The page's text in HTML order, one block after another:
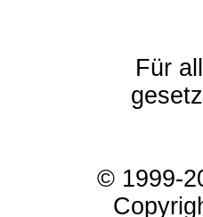
Für
© 1999-